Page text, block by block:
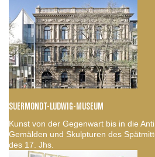
SUERMONDT-LUDWIG-MUSEUM
Kunst von der Gegenwart bis in die
Gemälden und Skulpturen des
des 17. Jhs.